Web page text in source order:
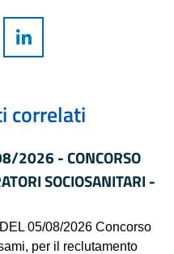
correlati
2026 - CONCORSO
SOCIOSANITARI -
05/08/2026 Concorso
per il reclutamento